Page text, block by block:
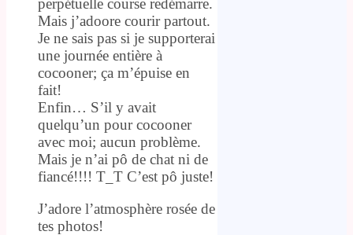
Mais j’adoore courir partout.
Je ne sais pas si je supporterai
une journée entière à
cocooner; ça m’épuise en
fait!
Enfin… S’il y avait
quelqu’un pour cocooner
avec moi; aucun problème.
Mais je n’ai pô de chat ni de
fiancé!!!! T_T C’est pô juste!
J’adore l’atmosphère rosée de
tes photos!